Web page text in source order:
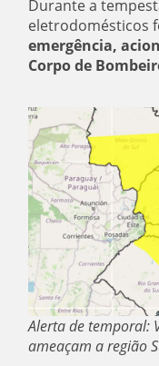
Durante a
eletrodomésticos
emergência,
Corpo de
Alerta de temporal:
ameaçam a região